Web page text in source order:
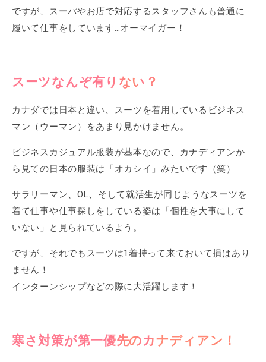
ですが、スーパやお店で対応するスタッフさんも普通に
履いて仕事をしています…オーマイガー！
スーツなんぞ有りない？
カナダでは日本と違い、スーツを着用しているビジネス
マン（ウーマン）をあまり見かけません。
ビジネスカジュアル服装が基本なので、カナディアンか
ら見ての日本の服装は「オカシイ」みたいです（笑）
サラリーマン、OL、そして就活生が同じようなスーツを
着て仕事や仕事探しをしている姿は「個性を大事にして
いない」と見られているよう。
ですが、それでもスーツは1着持って来ておいて損はあり
ません！
インターンシップなどの際に大活躍します！
寒さ対策が第一優先のカナディアン！